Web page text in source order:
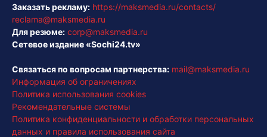
Заказать рекламу: https://maksmedia.ru/contacts/
reclama@maksmedia.ru
Для резюме: corp@maksmedia.ru
Сетевое издание «Sochi24.tv»
Связаться по вопросам партнерства: mail@maksmedia.ru
Информация об ограничениях
Политика использования cookies
Рекомендательные системы
Политика конфиденциальности и обработки персональных
данных и правила использования сайта